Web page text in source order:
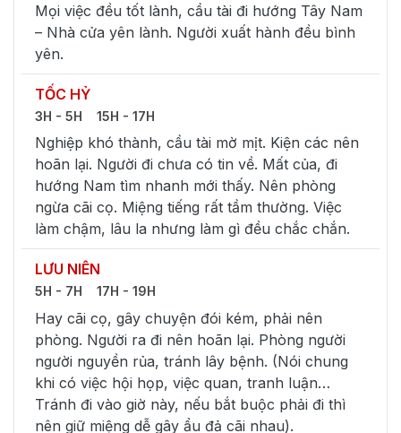
Mọi việc đều tốt lành, cầu tài đi hướng Tây Nam
– Nhà cửa yên lành. Người xuất hành đều bình
yên.
TỐC HỶ
3H - 5H 15H - 17H
Nghiệp khó thành, cầu tài mờ mịt. Kiện các nên
hoãn lại. Người đi chưa có tin về. Mất của, đi
hướng Nam tìm nhanh mới thấy. Nên phòng
ngừa cãi cọ. Miệng tiếng rất tầm thường. Việc
làm chậm, lâu la nhưng làm gì đều chắc chắn.
LƯU NIÊN
5H - 7H 17H - 19H
Hay cãi cọ, gây chuyện đói kém, phải nên
phòng. Người ra đi nên hoãn lại. Phòng người
người nguyền rủa, tránh lây bệnh. (Nói chung
khi có việc hội họp, việc quan, tranh luận…
Tránh đi vào giờ này, nếu bắt buộc phải đi thì
nên giữ miệng dễ gây ẩu đả cãi nhau).